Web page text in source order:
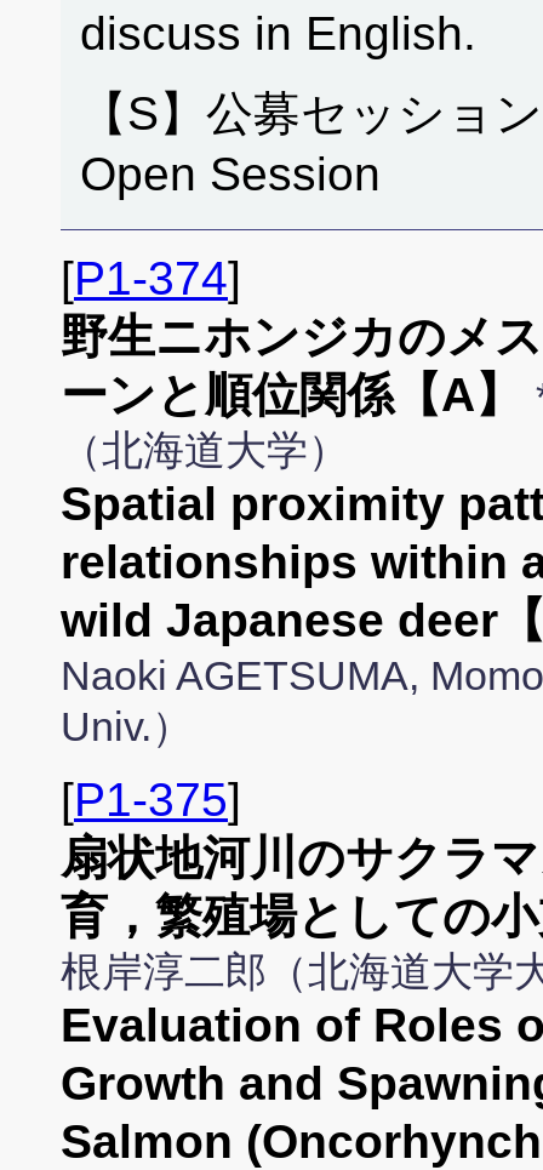
discuss in English.
【S】公募セッショ
Open Session
[P1-374]
野生ニホンジカのメ
ーンと順位関係【A】
（北海道大学）
Spatial proximity
relationships within
wild Japanese deer
Naoki AGETSUMA,
Univ.）
[P1-375]
扇状地河川のサクラ
育，繁殖場としての
根岸淳二郎（北海道大学
Evaluation of Roles
Growth and
Salmon